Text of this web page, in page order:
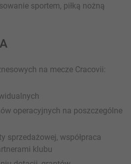
sportem, piłką nożną
na mecze Cracovii:
operacyjnych na poszczególne
sprzedażowej, współpraca
klubu